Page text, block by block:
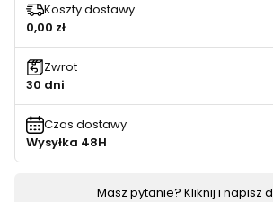
Koszty dostawy
0,00 zł
Zwrot
30 dni
Czas dostawy
Wysyłka 48H
Masz pytanie? Kliknij i napisz